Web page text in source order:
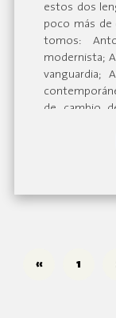
estos dos
poco más de
tomos:
modernista;
vanguardia;
de cambio
poesía
de
hojas de
sus picos
« 1